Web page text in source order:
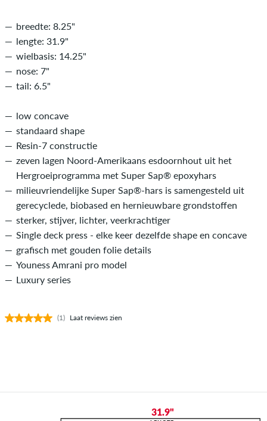
breedte: 8.25"
lengte: 31.9"
wielbasis: 14.25"
nose: 7"
tail: 6.5"
low concave
standaard shape
Resin-7 constructie
zeven lagen Noord-Amerikaans esdoornhout uit het
Hergroeiprogramma met Super Sap® epoxyhars
milieuvriendelijke Super Sap®-hars is samengesteld uit
gerecyclede, biobased en hernieuwbare grondstoffen
sterker, stijver, lichter, veerkrachtiger
Single deck press - elke keer dezelfde shape en concave
grafisch met gouden folie details
Youness Amrani pro model
Luxury series
(1) Laat reviews zien
31.9"